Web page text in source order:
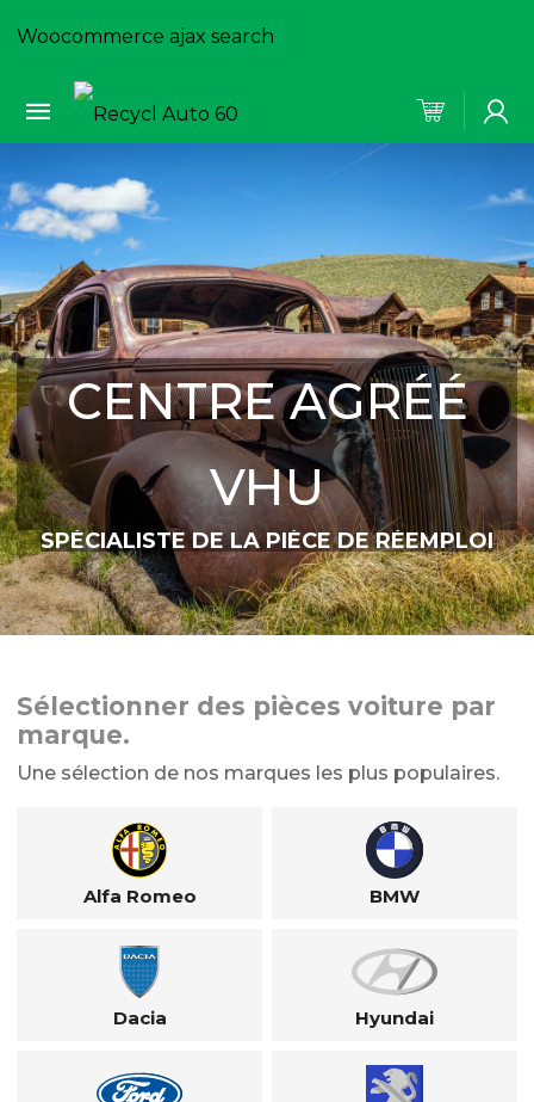
Woocommerce ajax search
CENTRE AGRÉÉ
VHU
SPÉCIALISTE DE LA PIÈCE DE RÉEMPLOI
Sélectionner des pièces voiture par
marque.
Une sélection de nos marques les plus populaires.
Alfa Romeo BMW
Dacia Hyundai